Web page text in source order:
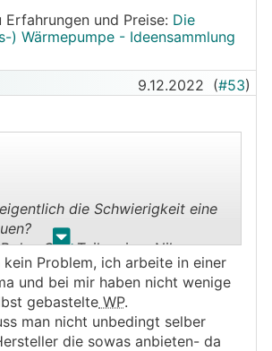
und Preise: Die
) Wärmepumpe - Ideensammlung
9.12.2022 (#53)
. .
die Schwierigkeit eine
den Geo-Teil meiner Nilan
da ja nur Komponenten von
zugekauft und mehr
mit einer eigenen Steuerung
Problem, ich arbeite in einer
und bei mir haben nicht wenige
gebastelte WP.
man nicht unbedingt selber
die sowas anbieten- da